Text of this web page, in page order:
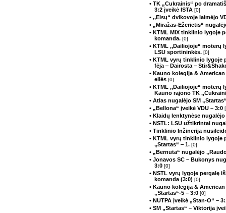
• TK „Cukrainis“ po
3:2 įveikė ISTA [0]
• ,,Eisų“ dvikovoje laimėjo
• „Miražas-Ežerietis“
• KTML MIX tinklinio lygoje
komanda. [0]
• KTML ,,Dailiojoje“ moterų
LSU sportininkės. [0]
• KTML vyrų tinklinio lygoje
fėja ‒ Dairosta ‒
• Kauno kolegija &
eilės [0]
• KTML ,,Dailiojoje“ moterų
Kauno rajono TK
• Atlas nugalėjo SM
• „Bellona“ įveikė VDU – 3:0
• Klaidų lenktynėse
• NSTL: LSU užtikrintai
• Tinklinio Inžinerija
• KTML vyrų tinklinio lygoje
,,Startas“ ‒ 1. [0]
• „Bernuta“ nugalėjo
• Jonavos SC – Bukonys
3:0 [0]
• NSTL vyrų lygoje pergalę
komanda (3:0) [0]
• Kauno kolegija &
„Startas“-5 – 3:0 [0]
• NUTPA įveikė „Stan-O“ –
• SM „Startas“ – Viktorija